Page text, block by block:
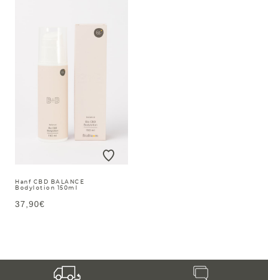
Hanf CBD BALANCE
Bodylotion 150ml
37,90€